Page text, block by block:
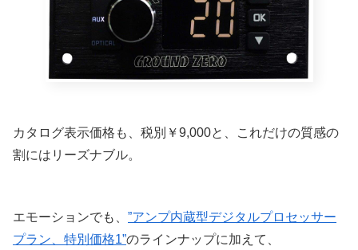
カタログ表示価格も、税別￥9,000と、これだけの質感の
割にはリーズナブル。
エモーションでも、 ”アンプ内蔵型デジタルプロセッサー
プラン、特別価格1”のラインナップに加えて、